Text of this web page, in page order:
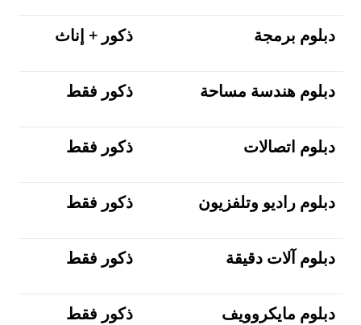
دبلوم برمجة ذكور + إناث
دبلوم هندسة مساحة ذكور فقط
دبلوم اتصالات ذكور فقط
دبلوم راديو وتلفزيون ذكور فقط
دبلوم آلات دقيقة ذكور فقط
دبلوم مايكروويف ذكور فقط